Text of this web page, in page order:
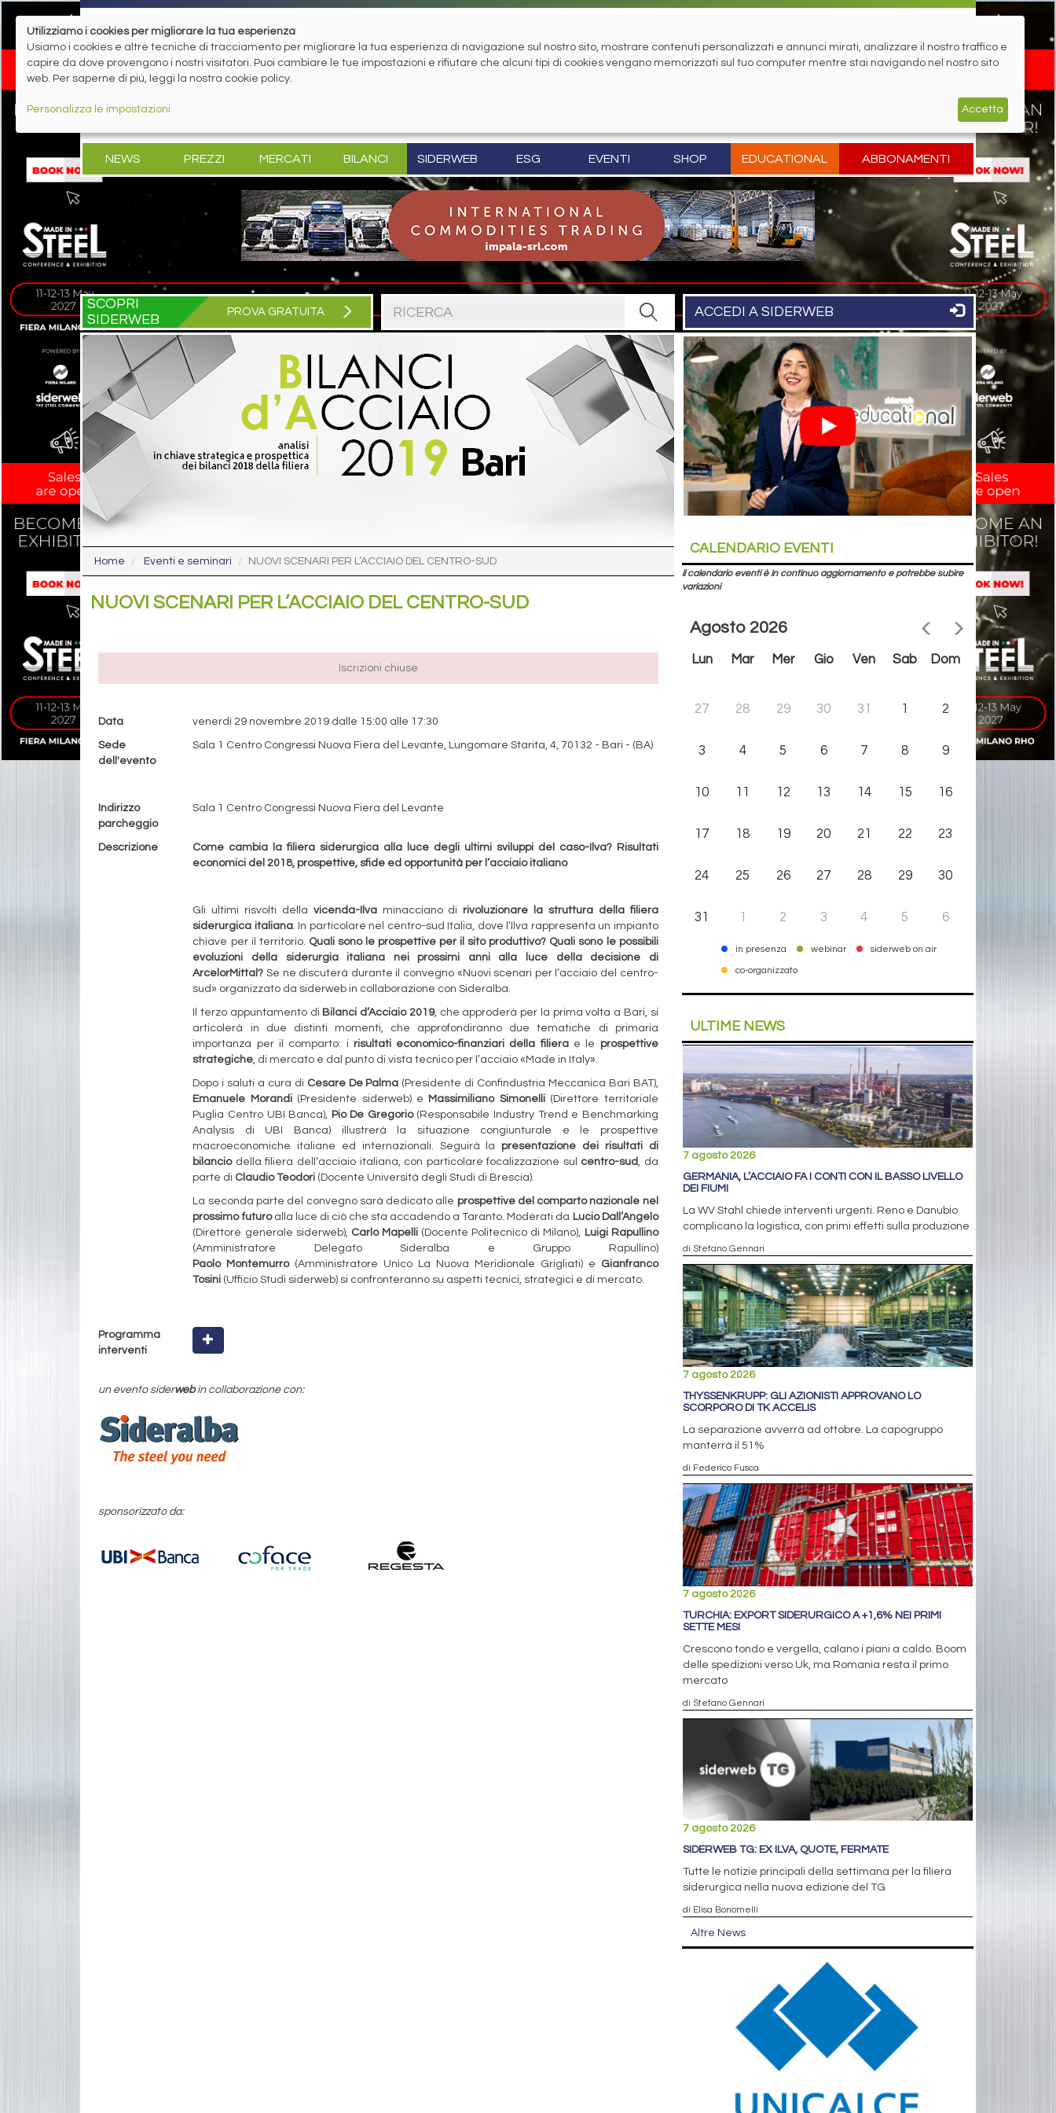
NEWS PREZZI MERCATI BILANCI SIDERWEB ESG EVENTI SHOP EDUCATIONAL ABBONAMENTI
SCOPRI
SIDERWEB
PROVA GRATUITA ACCEDI A SIDERWEB
Home Eventi e seminari NUOVI SCENARI PER L’ACCIAIO DEL CENTRO-SUD
NUOVI SCENARI PER L’ACCIAIO DEL CENTRO-SUD
Iscrizioni chiuse
Data venerdì 29 novembre 2019 dalle 15:00 alle 17:30
Sede
dell'evento
Sala 1 Centro Congressi Nuova Fiera del Levante, Lungomare Starita, 4, 70132 - Bari - (BA)
Indirizzo
parcheggio
Sala 1 Centro Congressi Nuova Fiera del Levante
Descrizione
Come cambia la filiera siderurgica alla luce degli ultimi sviluppi del caso-Ilva? Risultati
economici del 2018, prospettive, sfide ed opportunità per l’acciaio italiano
Gli ultimi risvolti della vicenda-Ilvaminacciano di rivoluzionare la struttura della filiera
siderurgica italiana. In particolare nel centro-sud Italia, dove l’Ilva rappresenta un impianto
chiave per il territorio. Quali sono le prospettive per il sito produttivo? Quali sono le possibili
evoluzioni della siderurgia italiana nei prossimi anni alla luce della decisione di
ArcelorMittal? Se ne discuterà durante il convegno «Nuovi scenari per l’acciaio del centro-
sud» organizzato da siderweb in collaborazione con Sideralba.
Il terzo appuntamento di Bilanci d’Acciaio 2019, che approderà per la prima volta a Bari, si
articolerà in due distinti momenti, che approfondiranno due tematiche di primaria
importanza per il comparto: i risultati economico-finanziari della filierae le prospettive
strategiche, di mercato e dal punto di vista tecnico per l’acciaio «Made in Italy».
Dopo i saluti a cura di Cesare De Palma (Presidente di Confindustria Meccanica Bari BAT),
Emanuele Morandi(Presidente siderweb) e Massimiliano Simonelli(Direttore territoriale
Puglia Centro UBI Banca), Pio De Gregorio(Responsabile Industry Trend e Benchmarking
Analysis di UBI Banca) illustrerà la situazione congiunturale e le prospettive
macroeconomiche italiane ed internazionali. Seguirà la presentazione dei risultati di
bilanciodella filiera dell’acciaio italiana, con particolare focalizzazione sul centro-sud, da
parte di Claudio Teodori (Docente Università degli Studi di Brescia).
La seconda parte del convegno sarà dedicato alle prospettive del comparto nazionale nel
prossimo futuroalla luce di ciò che sta accadendo a Taranto. Moderati da Lucio Dall’Angelo
(Direttore generale siderweb), Carlo Mapelli(Docente Politecnico di Milano), Luigi Rapullino
(Amministratore Delegato Sideralba e Gruppo Rapullino)
Paolo Montemurro(Amministratore Unico La Nuova Meridionale Grigliati) e Gianfranco
Tosini (Ufficio Studi siderweb) si confronteranno su aspetti tecnici, strategici e di mercato.
Programma
interventi
un evento siderwebin collaborazione con:
sponsorizzato da:
CALENDARIO EVENTI
il calendario eventi è in continuo aggiornamento e potrebbe subire
variazioni
Agosto 2026
Lun Mar Mer Gio Ven Sab Dom
27 28 29 30 31 1 2
3 4 5 6 7 8 9
10 11 12 13 14 15 16
17 18 19 20 21 22 23
24 25 26 27 28 29 30
31 2 3 4 5 6
in presenza webinar siderweb on air
co-organizzato
ULTIME NEWS
7 agosto 2026
GERMANIA, L’ACCIAIO FA I CONTI CON IL BASSO LIVELLO
DEI FIUMI
La WV Stahl chiede interventi urgenti. Reno e Danubio
complicano la logistica, con primi effetti sulla produzione
di Stefano Gennari
7 agosto 2026
THYSSENKRUPP: GLI AZIONISTI APPROVANO LO
SCORPORO DI TK ACCELIS
La separazione avverrà ad ottobre. La capogruppo
manterrà il 51%
di Federico Fusca
7 agosto 2026
TURCHIA: EXPORT SIDERURGICO A +1,6% NEI PRIMI
SETTE MESI
Crescono tondo e vergella, calano i piani a caldo. Boom
delle spedizioni verso Uk, ma Romania resta il primo
mercato
di Stefano Gennari
7 agosto 2026
SIDERWEB TG: EX ILVA, QUOTE, FERMATE
Tutte le notizie principali della settimana per la filiera
siderurgica nella nuova edizione del TG
di Elisa Bonomelli
Altre News
Utilizziamo i cookies per migliorare la tua esperienza
Usiamo i cookies e altre tecniche di tracciamento per migliorare la tua esperienza di navigazione sul nostro sito, mostrare contenuti personalizzati e annunci mirati, analizzare il nostro traffico e
capire da dove provengono i nostri visitatori. Puoi cambiare le tue impostazioni e rifiutare che alcuni tipi di cookies vengano memorizzati sul tuo computer mentre stai navigando nel nostro sito
web. Per saperne di più, leggi la nostra cookie policy.
Personalizza le impostazioni Accetta